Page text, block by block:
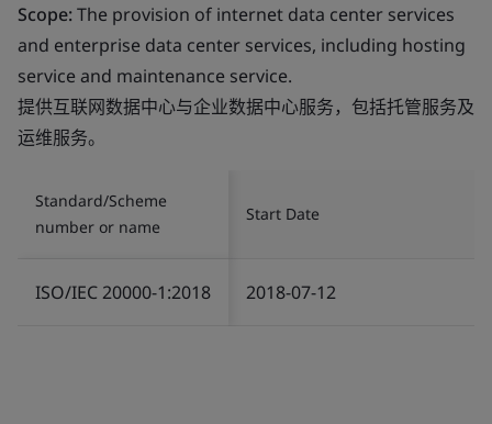
Scope:The provision of internet data center services
and enterprise data center services, including hosting
service and maintenance service.
提供互联网数据中心与企业数据中心服务，包括托管服务及
运维服务。
Standard/Scheme
number or name
Start Date
ISO/IEC 20000-1:2018 2018-07-12